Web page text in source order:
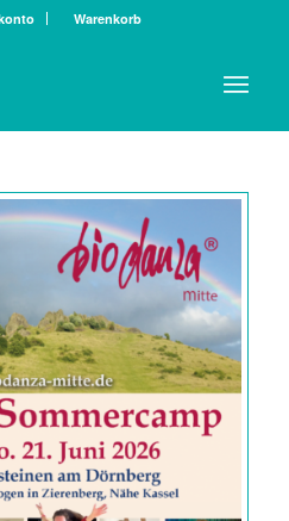
Warenkorb